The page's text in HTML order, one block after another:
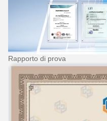
Rapporto di prova